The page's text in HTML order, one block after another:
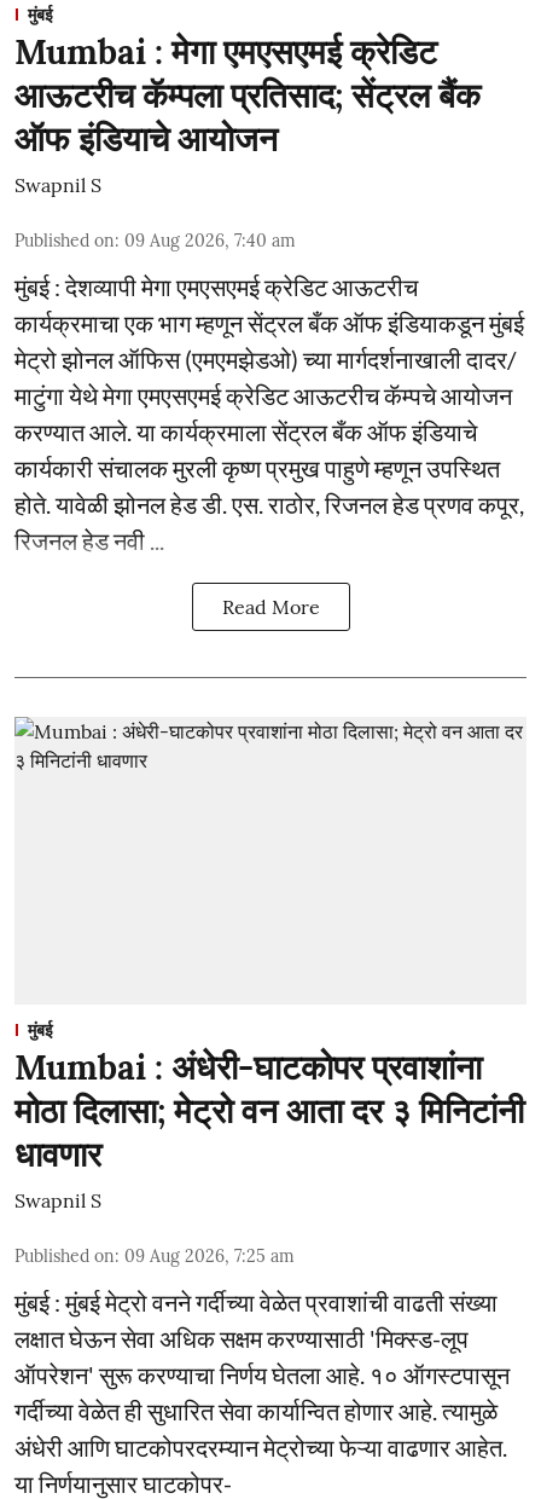
मुंबई
Mumbai : मेगा एमएसएमई क्रेडिट
आऊटरीच कॅम्पला प्रतिसाद; सेंट्रल बैंक
ऑफ इंडियाचे आयोजन
Swapnil S
Published on: 09 Aug 2026, 7:40 am
मुंबई : देशव्यापी मेगा एमएसएमई क्रेडिट आऊटरीच
कार्यक्रमाचा एक भाग म्हणून सेंट्रल बँक ऑफ इंडियाकडून मुंबई
मेट्रो झोनल ऑफिस (एमएमझेडओ) च्या मार्गदर्शनाखाली दादर/
माटुंगा येथे मेगा एमएसएमई क्रेडिट आऊटरीच कॅम्पचे आयोजन
करण्यात आले. या कार्यक्रमाला सेंट्रल बँक ऑफ इंडियाचे
कार्यकारी संचालक मुरली कृष्ण प्रमुख पाहुणे म्हणून उपस्थित
होते. यावेळी झोनल हेड डी. एस. राठोर, रिजनल हेड प्रणव कपूर,
रिजनल हेड नवी ...
Read More
मुंबई
Mumbai : अंधेरी-घाटकोपर प्रवाशांना
मोठा दिलासा; मेट्रो वन आता दर ३ मिनिटांनी
धावणार
Swapnil S
Published on: 09 Aug 2026, 7:25 am
मुंबई : मुंबई मेट्रो वनने गर्दीच्या वेळेत प्रवाशांची वाढती संख्या
लक्षात घेऊन सेवा अधिक सक्षम करण्यासाठी 'मिक्स्ड-लूप
ऑपरेशन' सुरू करण्याचा निर्णय घेतला आहे. १० ऑगस्टपासून
गर्दीच्या वेळेत ही सुधारित सेवा कार्यान्वित होणार आहे. त्यामुळे
अंधेरी आणि घाटकोपरदरम्यान मेट्रोच्या फेऱ्या वाढणार आहेत.
या निर्णयानुसार घाटकोपर-